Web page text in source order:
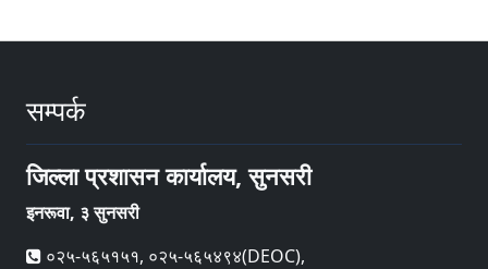
सम्पर्क
जिल्ला प्रशासन कार्यालय, सुनसरी
इनरूवा, ३ सुनसरी
०२५-५६५१५१, ०२५-५६५४९४(DEOC),